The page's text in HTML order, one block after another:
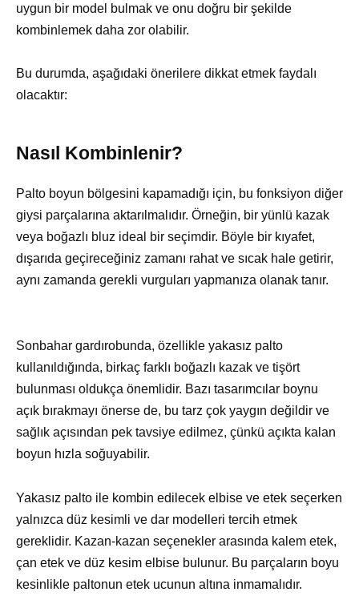
uygun bir model bulmak ve onu doğru bir şekilde
kombinlemek daha zor olabilir.
Bu durumda, aşağıdaki önerilere dikkat etmek faydalı
olacaktır:
Nasıl Kombinlenir?
Palto boyun bölgesini kapamadığı için, bu fonksiyon diğer
giysi parçalarına aktarılmalıdır. Örneğin, bir yünlü kazak
veya boğazlı bluz ideal bir seçimdir. Böyle bir kıyafet,
dışarıda geçireceğiniz zamanı rahat ve sıcak hale getirir,
aynı zamanda gerekli vurguları yapmanıza olanak tanır.
Sonbahar gardırobunda, özellikle yakasız palto
kullanıldığında, birkaç farklı boğazlı kazak ve tişört
bulunması oldukça önemlidir. Bazı tasarımcılar boynu
açık bırakmayı önerse de, bu tarz çok yaygın değildir ve
sağlık açısından pek tavsiye edilmez, çünkü açıkta kalan
boyun hızla soğuyabilir.
Yakasız palto ile kombin edilecek elbise ve etek seçerken
yalnızca düz kesimli ve dar modelleri tercih etmek
gereklidir. Kazan-kazan seçenekler arasında kalem etek,
çan etek ve düz kesim elbise bulunur. Bu parçaların boyu
kesinlikle paltonun etek ucunun altına inmamalıdır.